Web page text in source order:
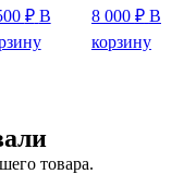
₽ В
8 000 ₽ В
корзину
товара.